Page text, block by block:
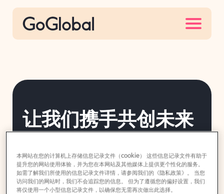
让我们携手共创未来
络，并帮助您的客户轻松实现海外拓展。
本网站在您的计算机上存储信息记录文件（cookie） 这些信息记录文件有助于
提升您的网站使用体验，并为您在本网站及其他媒体上提供更个性化的服务。
如需了解我们所使用的信息记录文件详情，请参阅我们的《隐私政策》。 当您
访问我们的网站时，我们不会追踪您的信息。 但为了遵循您的偏好设置，我们
将仅使用一个小型信息记录文件，以确保您无需再次做出此选择。